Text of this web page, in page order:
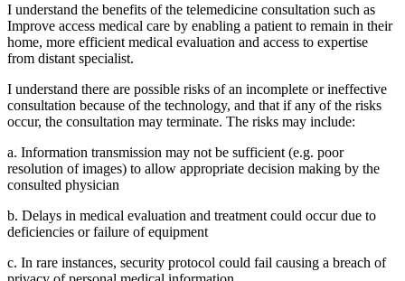
I understand the benefits of the telemedicine consultation such as
Improve access medical care by enabling a patient to remain in their
home, more efficient medical evaluation and access to expertise
from distant specialist.
I understand there are possible risks of an incomplete or ineffective
consultation because of the technology, and that if any of the risks
occur, the consultation may terminate. The risks may include:
a. Information transmission may not be sufficient (e.g. poor
resolution of images) to allow appropriate decision making by the
consulted physician
b. Delays in medical evaluation and treatment could occur due to
deficiencies or failure of equipment
c. In rare instances, security protocol could fail causing a breach of